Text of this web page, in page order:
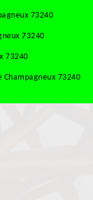
73240
73240
73240
73240